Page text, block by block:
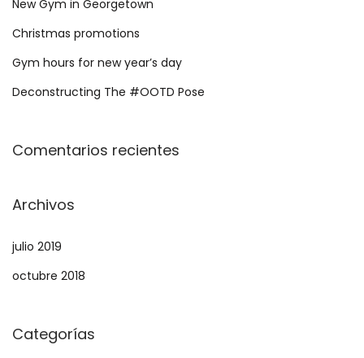
p
a
r
New Gym in Georgetown
Christmas promotions
Gym hours for new year’s day
Deconstructing The #OOTD Pose
Comentarios recientes
Archivos
julio 2019
octubre 2018
Categorías